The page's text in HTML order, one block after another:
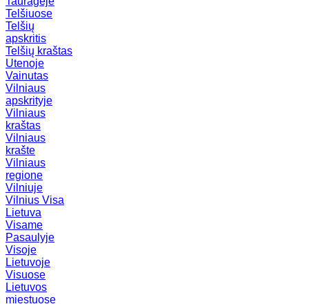
Telšiuose
Telšių
apskritis
Telšių kraštas
Utenoje
Vainutas
Vilniaus
apskrityje
Vilniaus
kraštas
Vilniaus
krašte
Vilniaus
regione
Vilniuje
Vilnius Visa
Lietuva
Visame
Pasaulyje
Visoje
Lietuvoje
Visuose
Lietuvos
miestuose